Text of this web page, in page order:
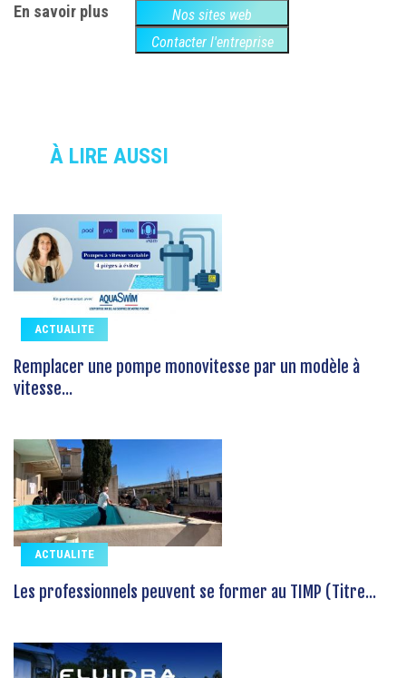
En savoir plus
Nos sites web
Contacter l'entreprise
À LIRE AUSSI
ACTUALITE
Remplacer une pompe monovitesse par un modèle à
vitesse...
ACTUALITE
Les professionnels peuvent se former au TIMP (Titre...